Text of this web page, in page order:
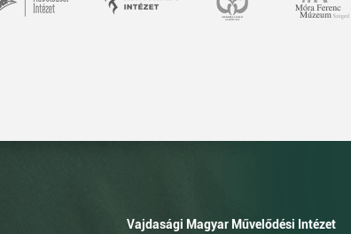
Vajdasági Magyar Művelődési Intézet